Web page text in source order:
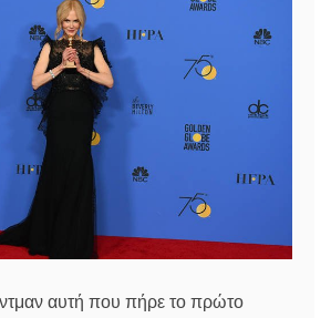
αυτή που πήρε το πρώτο